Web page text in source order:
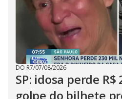
DO R7/07/08/2026
SP: idosa perde
golpe do bilhete